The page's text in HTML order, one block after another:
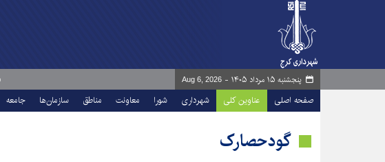
پنجشنبه ۱۵ مرداد ۱۴۰۵ - Aug 6, 2026
صفحه اصلی عناوین کلی شهرداری شورا معاونت مناطق سازمان‌ها جامعه
گودحصارک